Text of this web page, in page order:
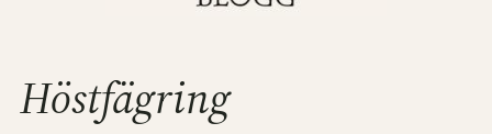
Höstfägring